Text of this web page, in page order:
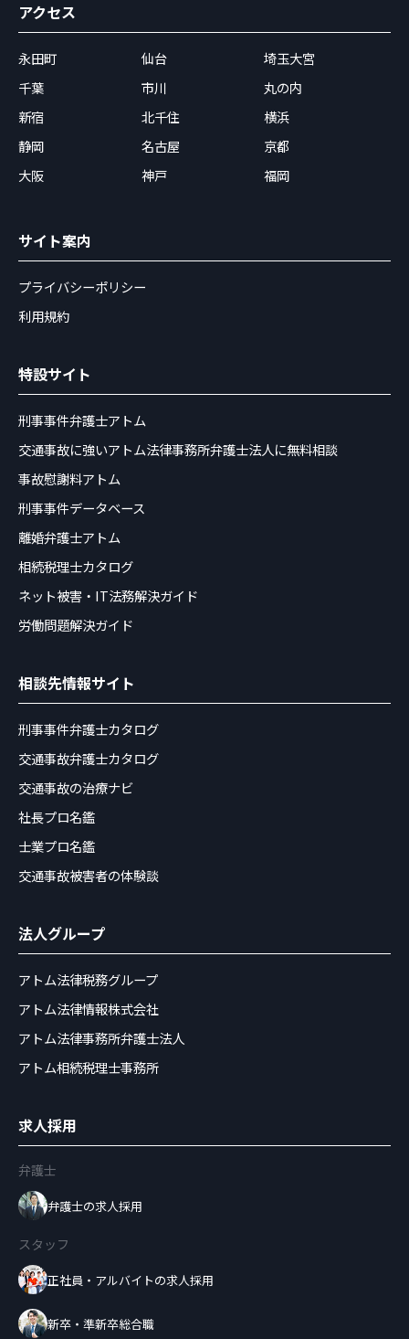
アクセス
永田町 仙台
埼玉大宮
千葉
市川
丸の内
新宿
北千住
横浜
静岡
名古屋
京都
大阪
神戸 福岡
サイト案内
プライバシーポリシー
利用規約
特設サイト
刑事事件弁護士アトム
交通事故に強いアトム法律事務所弁護士法人に無料相談
事故慰謝料アトム
刑事事件データベース
離婚弁護士アトム
相続税理士カタログ
ネット被害・IT法務解決ガイド
労働問題解決ガイド
相談先情報サイト
刑事事件弁護士カタログ
交通事故弁護士カタログ
交通事故の治療ナビ
社長プロ名鑑
士業プロ名鑑
交通事故被害者の体験談
法人グループ
アトム法律税務グループ
アトム法律情報株式会社
アトム法律事務所弁護士法人
アトム相続税理士事務所
求人採用
弁護士
弁護士の求人採用
スタッフ
正社員・アルバイトの求人採用
新卒・準新卒総合職